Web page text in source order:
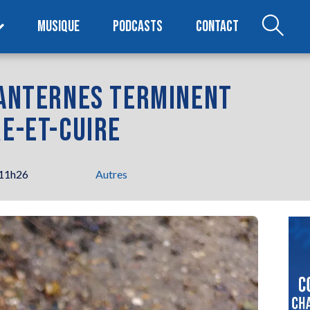
MUSIQUE PODCASTS CONTACT
TERMINENT
ET-CUIRE
Autres